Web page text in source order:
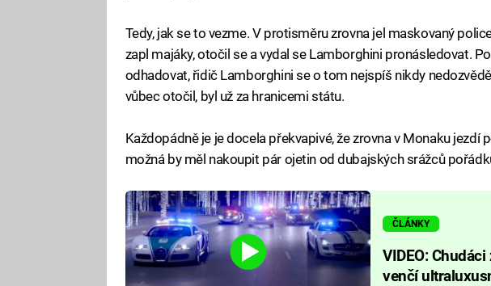
Tedy, jak se to vezme. V protisměru zrovna jel maskovaný
zapl majáky, otočil se a vydal se Lamborghini pronásledovat.
odhadovat, řidič Lamborghini se o tom nejspíš nikdy
vůbec otočil, byl už za hranicemi státu.
Každopádně je je docela překvapivé, že zrovna v Monaku jezdí
možná by měl nakoupit pár ojetin od dubajských srážců
ČLÁNKY
VIDEO:
venčí